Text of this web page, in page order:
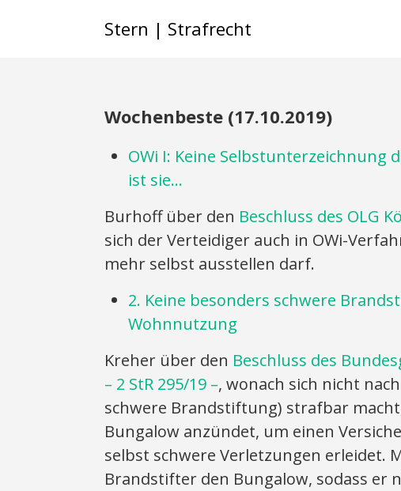
Stern | Strafrecht
Wochenbeste (17.10.2019)
OWi I: Keine Selbstunterzeichnung
ist sie…
Burhoff über den Beschluss des OLG
sich der Verteidiger auch in OWi-
mehr selbst ausstellen darf.
2. Keine besonders schwere
Wohnnutzung
Kreher über den Beschluss des
– 2 StR 295/19 –, wonach sich nicht
schwere Brandstiftung) strafbar
Bungalow anzündet, um einen
selbst schwere Verletzungen erleidet.
Brandstifter den Bungalow, sodass er